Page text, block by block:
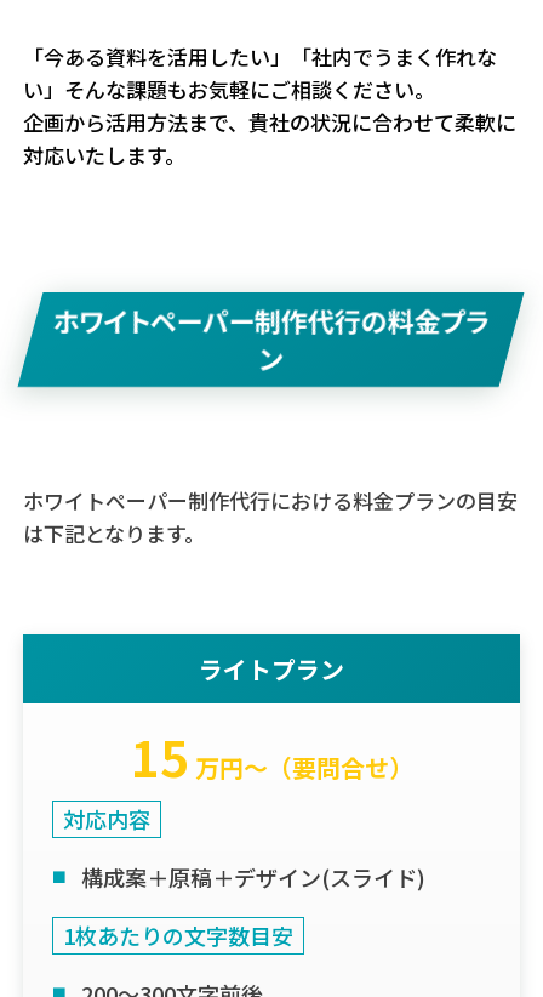
「今ある資料を活用したい」「社内でうまく作れな
い」そんな課題もお気軽にご相談ください。
企画から活用方法まで、貴社の状況に合わせて柔軟に
対応いたします。
ホワイトペーパー制作代行の料金プラ
ン
ホワイトペーパー制作代行における料金プランの目安
は下記となります。
ライトプラン
15 万円〜（要問合せ）
対応内容
構成案＋原稿＋デザイン(スライド)
1枚あたりの文字数目安